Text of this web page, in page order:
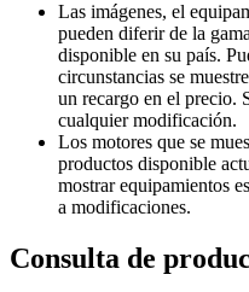
Las imágenes, el
pueden diferir de la
disponible en su país.
circunstancias se
un recargo en el precio.
cualquier modificación.
Los motores que se
productos disponible
mostrar equipamientos
a modificaciones.
Consulta de